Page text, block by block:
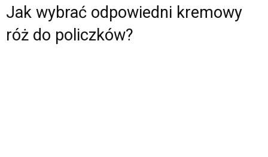
Jak wybrać odpowiedni kremowy
róż do policzków?